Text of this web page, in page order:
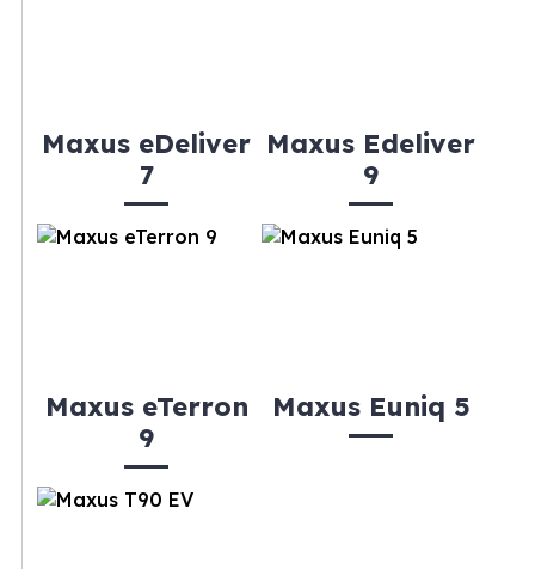
Maxus eDeliver
7
Maxus Edeliver
9
Maxus eTerron
9
Maxus Euniq 5